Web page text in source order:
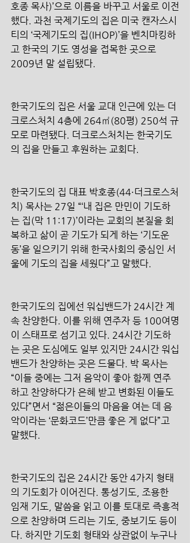
호종 목사)’으로 이름을 바꾸고 서울로 이전
했다. 과천 국제기도의 집은 미국 캔자스시
티의 ‘국제기도의 집(IHOP)’을 벤치마킹하
고 한국의 기도 영성을 접목한 곳으로
2009년 말 설립됐다.
한국기도의 집은 서울 교대 인근에 있는 더
크로스처치 4층에 264㎡(80평) 250석 규
모로 마련됐다. 더크로스처치는 한국기도
의 집을 만들고 후원하는 교회다.
한국기도의 집 대표 박호종(44·더크로스처
치) 목사는 27일 “‘내 집은 만민이 기도하
는 집(막 11:17)’이라는 교회의 본질을 회
복하고 삶이 곧 기도가 되게 하는 ‘기도운
동’을 일으키기 위해 한국사회의 중심인 서
울에 기도의 집을 세웠다”고 말했다.
한국기도의 집에선 워십밴드가 24시간 계
속 찬양한다. 이를 위해 연주자 등 100여명
이 스태프로 섬기고 있다. 24시간 기도하
는 곳은 도심에도 일부 있지만 24시간 워십
밴드가 찬양하는 곳은 드물다. 박 목사는
“이들 중에는 그저 음악이 좋아 함께 연주
하고 찬양하다가 은혜 받고 변화된 이들도
있다”면서 “젊은이들의 마음을 여는 데 음
악이라는 ‘문화코드’만큼 좋은 게 없다”고
말했다.
한국기도의 집은 24시간 동안 4가지 형태
의 기도회가 이어진다. 통성기도, 조용한
임재 기도, 말씀을 읽고 이를 토대로 즉흥적
으로 찬양하며 드리는 기도, 중보기도 등이
다. 하지만 기도회 형태와 상관없이 누구나